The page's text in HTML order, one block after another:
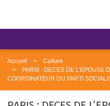
Accueil
Culture
PARIS : DECES DE L’EPOUSE
COORDINATEUR DU PARTI